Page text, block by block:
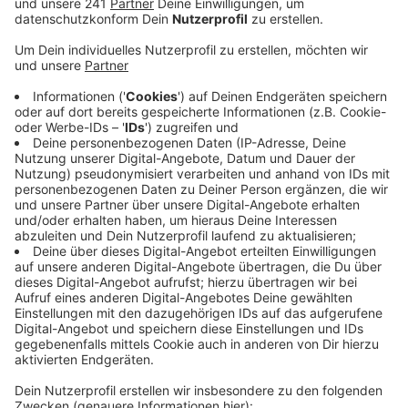
Die Kassenärztliche Vereinigung Nordrhein hat ein
angeben können, wenn sie Menschen impfen, die
bisher nicht Patient der Praxis waren.
Veröffentlicht:Freitag, 09.07.2021 11:54
Anzeige
Aktuell sind das in Leverkusen allein 15 Praxen, und
auch in den umliegenden Städten gibt es viele
Anlaufstellen. Das Impftempo in Deutschland lässt
derzeit, trotz ausreichendem Impfstoff, zum ersten
Mal nach, so das Robert-Koch-Institut. In der Politik
wird deshalb jetzt über Anreize oder noch einfachere
Zugänge zu Impfangeboten gesprochen. Die Rede ist
Veranstaltungen.